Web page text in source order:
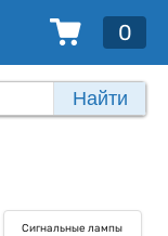
0
Найти
Сигнальные лампы